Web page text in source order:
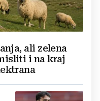
ali zelena
i na kraj